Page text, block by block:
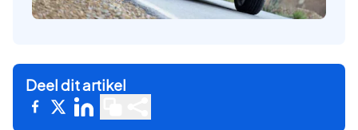
Deel dit artikel